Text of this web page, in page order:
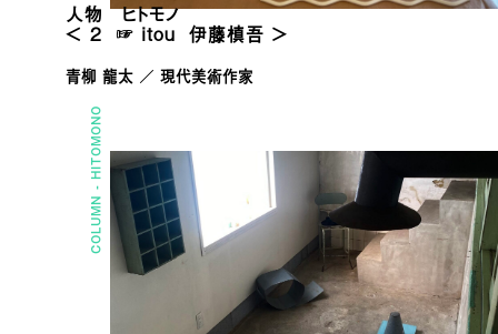
人物 ヒトモノ
＜ 2 ☞ itou 伊藤槙吾 ＞
青柳 龍太 ／ 現代美術作家
COLUMN -
HITOMONO